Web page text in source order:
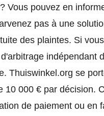
Vous pouvez en
pas à une
des plaintes. Si
indépendant
Thuiswinkel.org se
10 000 € par décision.
de paiement ou en